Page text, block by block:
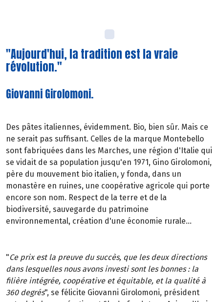
"Aujourd'hui, la tradition est la vraie
révolution."
Giovanni Girolomoni.
Des pâtes italiennes, évidemment. Bio, bien sûr. Mais ce
ne serait pas suffisant. Celles de la marque Montebello
sont fabriquées dans les Marches, une région d'Italie qui
se vidait de sa population jusqu'en 1971, Gino Girolomoni,
père du mouvement bio italien, y fonda, dans un
monastère en ruines, une coopérative agricole qui porte
encore son nom. Respect de la terre et de la
biodiversité, sauvegarde du patrimoine
environnemental, création d'une économie rurale...
"Ce prix est la preuve du succès, que les deux directions
dans lesquelles nous avons investi sont les bonnes : la
filière intégrée, coopérative et équitable, et la qualité à
360 degrés", se félicite Giovanni Girolomoni, président